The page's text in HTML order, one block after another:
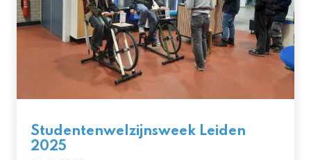
Studentenwelzijnsweek Leiden
2025